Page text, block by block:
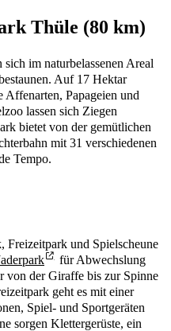
Thüle (80 km)
im naturbelassenen Areal
Auf 17 Hektar
Affenarten, Papageien und
lassen sich Ziegen
bietet von der gemütlichen
mit 31 verschiedenen
Tempo.
und Spielscheune
für Abwechslung
von der Giraffe bis zur Spinne
geht es mit einer
Spiel- und Sportgeräten
sorgen Klettergerüste, ein